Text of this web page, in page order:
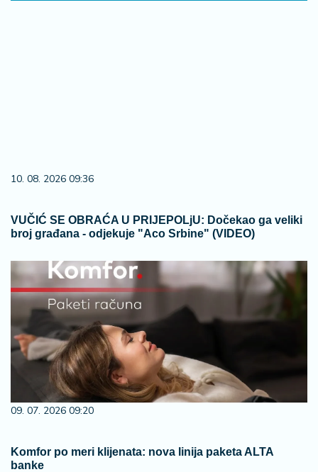
10. 08. 2026 09:36
VUČIĆ SE OBRAĆA U PRIJEPOLjU: Dočekao ga veliki
broj građana - odjekuje "Aco Srbine" (VIDEO)
09. 07. 2026 09:20
Komfor po meri klijenata: nova linija paketa ALTA
banke